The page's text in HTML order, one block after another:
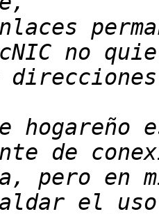
hogareño
pero en